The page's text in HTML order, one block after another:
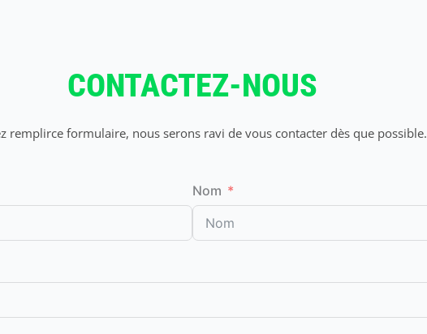
CONTACTEZ-NOUS
formulaire, nous serons ravi de vous contacter dès que possible.
Nom